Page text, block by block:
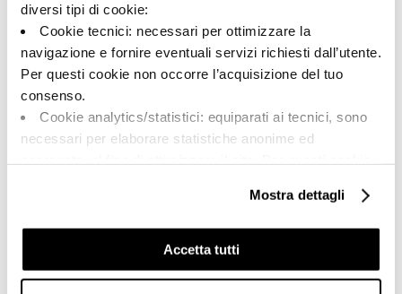
diversi tipi di cookie:
Cookie tecnici: necessari per ottimizzare la
navigazione e fornire eventuali servizi richiesti dall’utente.
Per questi cookie non occorre l’acquisizione del tuo
consenso.
Cookie analytics/statistici: equiparati ai tecnici, sono
necessari per elaborare statistiche anonime ed
Cookie di profilazione/marketing: sono utilizzati, solo
previo tuo consenso, per esaminare le tue abitudini di
navigazione e mostrarti quindi avvisi pubblicitari mirati, in
linea con le tue preferenze.
Mostra dettagli
Accetta tutti
BRAND
CERTIFICATION
COLLECTIONS
FAQ
CONTACTS
RÉSEAU DE VENTE